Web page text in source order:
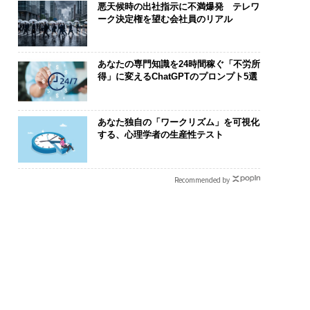
悪天候時の出社指示に不満爆発 テレワ
ーク決定権を望む会社員のリアル
あなたの専門知識を24時間稼ぐ「不労所
得」に変えるChatGPTのプロンプト5選
あなた独自の「ワークリズム」を可視化
する、心理学者の生産性テスト
Recommended by